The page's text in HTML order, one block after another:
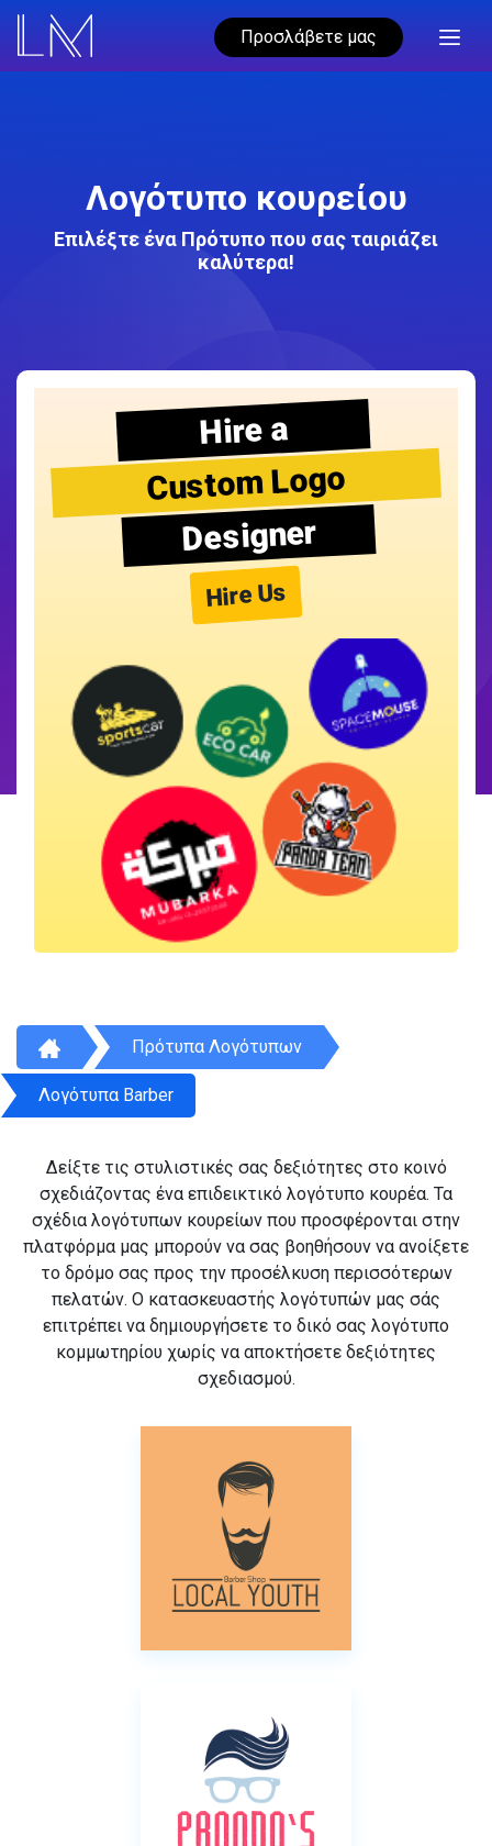
Προσλάβετε μας
Λογότυπο κουρείου
Επιλέξτε ένα Πρότυπο που σας ταιριάζει
καλύτερα!
Hire a
Custom Logo
Designer
Hire Us
Πρότυπα Λογότυπων
Λογότυπα Barber
Δείξτε τις στυλιστικές σας δεξιότητες στο κοινό
σχεδιάζοντας ένα επιδεικτικό λογότυπο κουρέα. Τα
σχέδια λογότυπων κουρείων που προσφέρονται στην
πλατφόρμα μας μπορούν να σας βοηθήσουν να ανοίξετε
το δρόμο σας προς την προσέλκυση περισσότερων
πελατών. Ο κατασκευαστής λογότυπών μας σάς
επιτρέπει να δημιουργήσετε το δικό σας λογότυπο
κομμωτηρίου χωρίς να αποκτήσετε δεξιότητες
σχεδιασμού.